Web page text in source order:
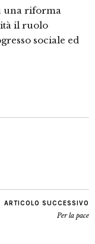
una riforma
il ruolo
sociale ed
ARTICOLO SUCCESSIVO
Per la pace